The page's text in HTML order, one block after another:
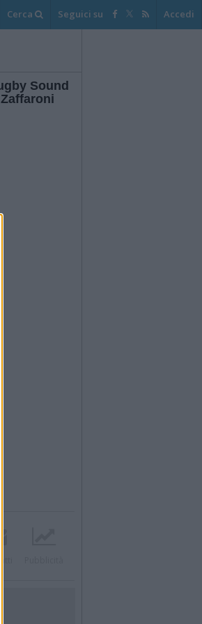
Cerca Seguici su Accedi
Sound